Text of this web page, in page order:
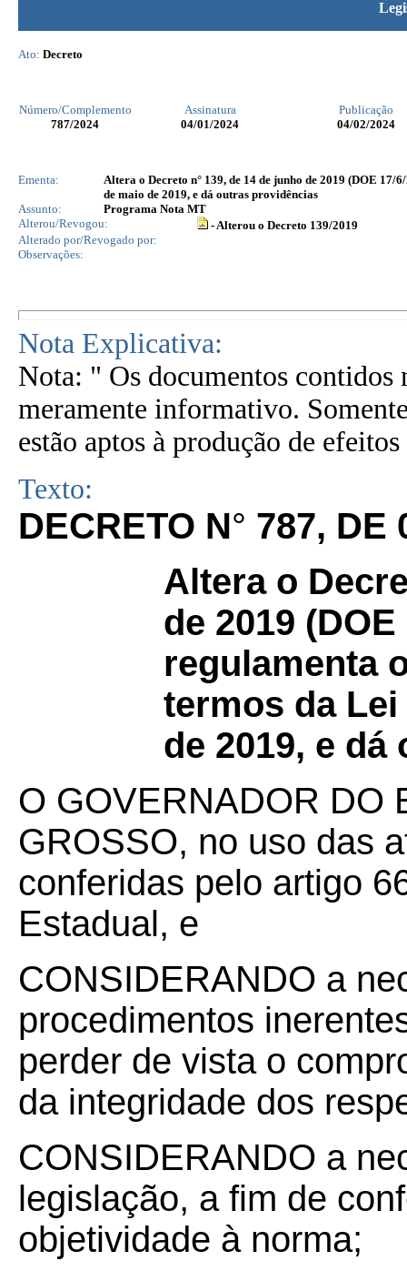
Ato: Decreto
Número/Complemento Assinatura
Publicação
787/2024 04/01/2024 04/02/2024
Ementa:
Altera o Decreto n° 139, de 14 de junho de 2019 (DOE
de maio de 2019, e dá outras providências
Assunto:
Programa Nota MT
Alterou/Revogou:
- Alterou o Decreto 139/2019
Alterado por/Revogado por:
Observações:
Nota Explicativa:
Nota: " Os documentos contidos
meramente informativo.
estão aptos à produção de
Texto:
DECRETO N° 787, DE
Altera o
de 2019
regulamenta
termos da Lei
de 2019, e
O GOVERNADOR DO
GROSSO, no uso das
conferidas pelo artigo
Estadual, e
CONSIDERANDO a
procedimentos
perder de vista o
da integridade dos
CONSIDERANDO a
legislação, a fim de
objetividade à norma;